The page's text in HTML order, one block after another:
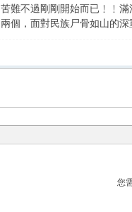
難不過剛剛開始而已﹗﹗
個，面對民族尸骨如山的
您